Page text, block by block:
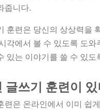
줍니다.
훈련은 당신의 상상력을
각에서 볼 수 있도록 도와
있는 이야기를 쓸 수 있도
글쓰기 훈련이
련은 온라인에서 이미 쉽